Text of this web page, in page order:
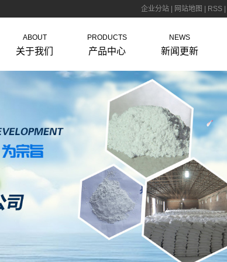
企业分站 网站地图 RSS
ABOUT
关于我们
PRODUCTS
产品中心
NEWS
新闻更新